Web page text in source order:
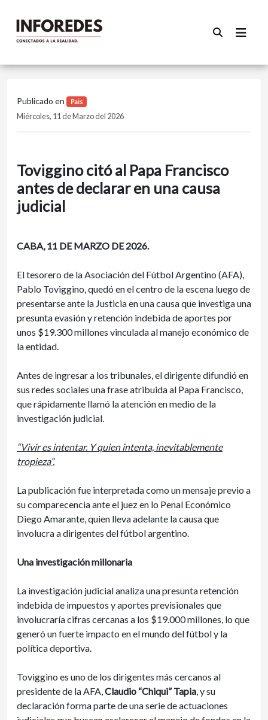
Publicado en Pais
Miércoles, 11 de Marzo del 2026
Toviggino citó al Papa Francisco
antes de declarar en una causa
judicial
CABA, 11 DE MARZO DE 2026.
El tesorero de la Asociación del Fútbol Argentino (AFA),
Pablo Toviggino, quedó en el centro de la escena luego de
presentarse ante la Justicia en una causa que investiga una
presunta evasión y retención indebida de aportes por
unos $19.300 millones vinculada al manejo económico de
la entidad.
Antes de ingresar a los tribunales, el dirigente difundió en
sus redes sociales una frase atribuida al Papa Francisco,
que rápidamente llamó la atención en medio de la
investigación judicial.
“Vivir es intentar. Y quien intenta, inevitablemente
tropieza”.
La publicación fue interpretada como un mensaje previo a
su comparecencia ante el juez en lo Penal Económico
Diego Amarante, quien lleva adelante la causa que
involucra a dirigentes del fútbol argentino.
Una investigación millonaria
La investigación judicial analiza una presunta retención
indebida de impuestos y aportes previsionales que
involucraría cifras cercanas a los $19.000 millones, lo que
generó un fuerte impacto en el mundo del fútbol y la
política deportiva.
Toviggino es uno de los dirigentes más cercanos al
presidente de la AFA,Claudio “Chiqui” Tapia, y su
declaración forma parte de una serie de actuaciones